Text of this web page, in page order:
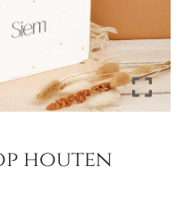
houten